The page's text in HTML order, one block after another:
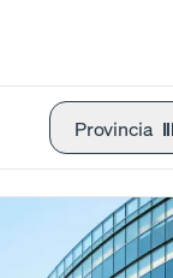
Provincia